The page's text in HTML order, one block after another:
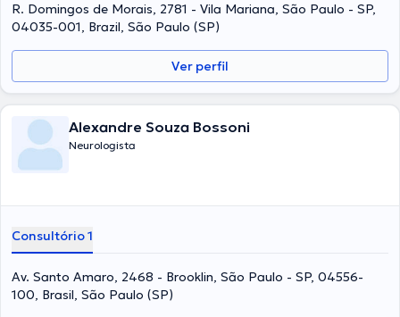
R. Domingos de Morais, 2781 - Vila Mariana, São Paulo - SP,
04035-001, Brazil, São Paulo (SP)
Ver perfil
Alexandre Souza Bossoni
Neurologista
Consultório 1
Av. Santo Amaro, 2468 - Brooklin, São Paulo - SP, 04556-
100, Brasil, São Paulo (SP)